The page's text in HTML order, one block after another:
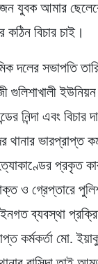
যুবক আমার
বিচার চাই।
দলের সভাপতি
গুলিশাখালী
নিন্দা এবং বিচার
থানার ভারপ্রাপ্ত
প্রকৃত
ও গ্রেপ্তারে
ব্যবস্থা
কর্মকর্তা মো.